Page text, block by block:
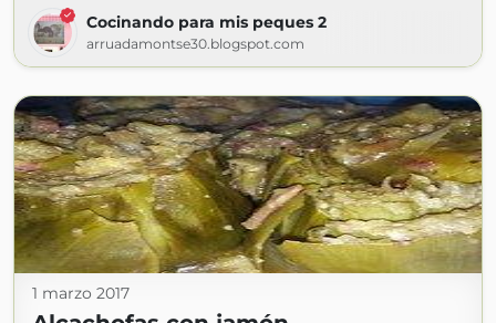
Cocinando para mis peques 2
arruadamontse30.blogspot.com
1 marzo 2017